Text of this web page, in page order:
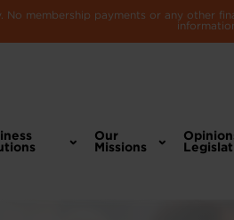
No membership payments or any other
Our
Missions